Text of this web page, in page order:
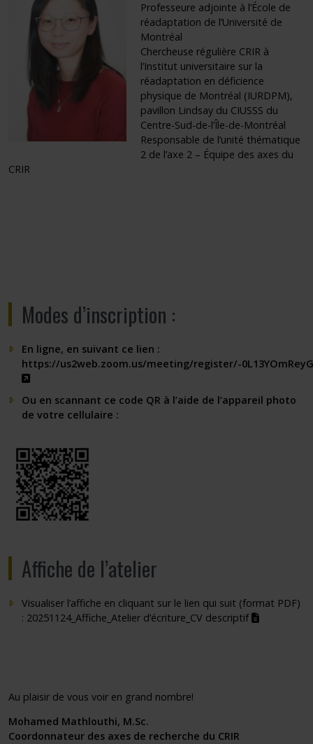
Professeure adjointe à l’École de
réadaptation de l’Université de
Montréal
Chercheuse régulière CRIR à
l’Institut universitaire sur la
réadaptation en déficience
physique de Montréal (IURDPM),
pavillon Lindsay du CIUSSS du
Centre-Sud-de-l’Île-de-Montréal
Responsable de l’unité thématique
2 de l’axe 2 – Équipe des axes du
CRIR
Modes d’inscription :
En ligne, en suivant ce lien :
https://us2web.zoom.us/meeting/register/-
Ce lien s'ouvrira dans une nouvelle fenêtre"
Ou en scannant ce code QR à l’aide de l’appareil photo
de votre cellulaire :
Affiche de l’atelier
Visualiser l’affiche en cliquant sur le lien qui suit (format PDF)
: 20251124_Affiche_Atelier d’écriture_CV descriptif (pdf)
(docx)
(docx)
Au plaisir de vous voir en grand nombre!
Mohamed Mathlouthi, M.Sc.
Coordonnateur des axes de recherche du CRIR